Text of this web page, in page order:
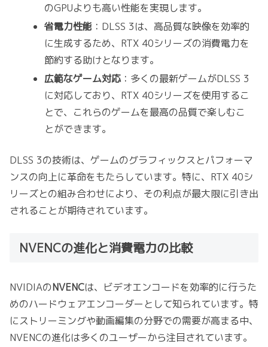
のGPUよりも高い性能を実現します。
省電力性能 ：DLSS 3は、高品質な映像を効率的
に生成するため、RTX 40シリーズの消費電力を
節約する助けとなります。
広範なゲーム対応 ：多くの最新ゲームがDLSS 3
に対応しており、RTX 40シリーズを使用するこ
とで、これらのゲームを最高の品質で楽しむこ
とができます。
DLSS 3の技術は、ゲームのグラフィックスとパフォーマ
ンスの向上に革命をもたらしています。特に、RTX 40シ
リーズとの組み合わせにより、その利点が最大限に引き出
されることが期待されています。
NVENCの進化と消費電力の比較
NVIDIAのNVENCは、ビデオエンコードを効率的に行うた
めのハードウェアエンコーダーとして知られています。特
にストリーミングや動画編集の分野での需要が高まる中、
NVENCの進化は多くのユーザーから注目されています。